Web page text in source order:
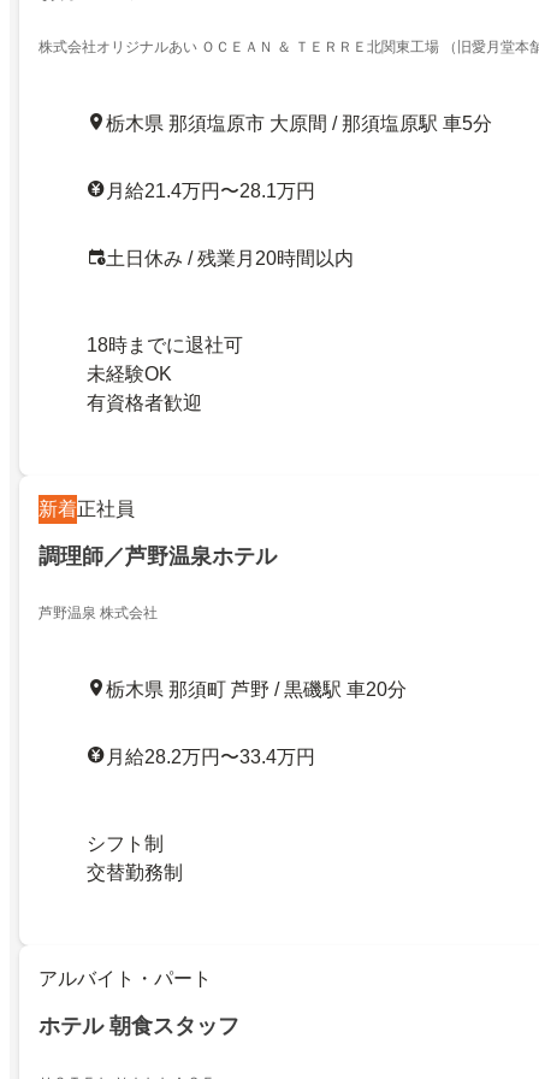
株式会社オリジナルあい ＯＣＥＡＮ ＆ ＴＥＲＲＥ北関東工場 （旧愛月堂本
栃木県 那須塩原市 大原間 / 那須塩原駅 車5分
月給21.4万円〜28.1万円
土日休み / 残業月20時間以内
18時までに退社可
未経験OK
有資格者歓迎
新着正社員
調理師／芦野温泉ホテル
芦野温泉 株式会社
栃木県 那須町 芦野 / 黒磯駅 車20分
月給28.2万円〜33.4万円
シフト制
交替勤務制
アルバイト・パート
ホテル 朝食スタッフ